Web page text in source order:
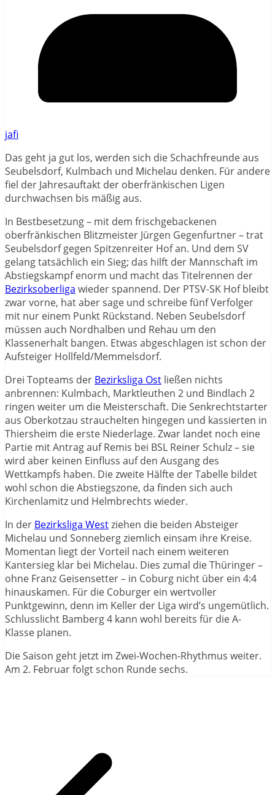
jafi
Das geht ja gut los, werden sich die Schachfreunde aus
Seubelsdorf, Kulmbach und Michelau denken. Für andere
fiel der Jahresauftakt der oberfränkischen Ligen
durchwachsen bis mäßig aus.
In Bestbesetzung – mit dem frischgebackenen
oberfränkischen Blitzmeister Jürgen Gegenfurtner – trat
Seubelsdorf gegen Spitzenreiter Hof an. Und dem SV
gelang tatsächlich ein Sieg; das hilft der Mannschaft im
Abstiegskampf enorm und macht das Titelrennen der
Bezirksoberliga wieder spannend. Der PTSV-SK Hof bleibt
zwar vorne, hat aber sage und schreibe fünf Verfolger
mit nur einem Punkt Rückstand. Neben Seubelsdorf
müssen auch Nordhalben und Rehau um den
Klassenerhalt bangen. Etwas abgeschlagen ist schon der
Aufsteiger Hollfeld/Memmelsdorf.
Drei Topteams der Bezirksliga Ost ließen nichts
anbrennen: Kulmbach, Marktleuthen 2 und Bindlach 2
ringen weiter um die Meisterschaft. Die Senkrechtstarter
aus Oberkotzau strauchelten hingegen und kassierten in
Thiersheim die erste Niederlage. Zwar landet noch eine
Partie mit Antrag auf Remis bei BSL Reiner Schulz – sie
wird aber keinen Einfluss auf den Ausgang des
Wettkampfs haben. Die zweite Hälfte der Tabelle bildet
wohl schon die Abstiegszone, da finden sich auch
Kirchenlamitz und Helmbrechts wieder.
In der Bezirksliga Westziehen die beiden Absteiger
Michelau und Sonneberg ziemlich einsam ihre Kreise.
Momentan liegt der Vorteil nach einem weiteren
Kantersieg klar bei Michelau. Dies zumal die Thüringer –
ohne Franz Geisensetter – in Coburg nicht über ein 4:4
hinauskamen. Für die Coburger ein wertvoller
Punktgewinn, denn im Keller der Liga wird’s ungemütlich.
Schlusslicht Bamberg 4 kann wohl bereits für die A-
Klasse planen.
Die Saison geht jetzt im Zwei-Wochen-Rhythmus weiter.
Am 2. Februar folgt schon Runde sechs.